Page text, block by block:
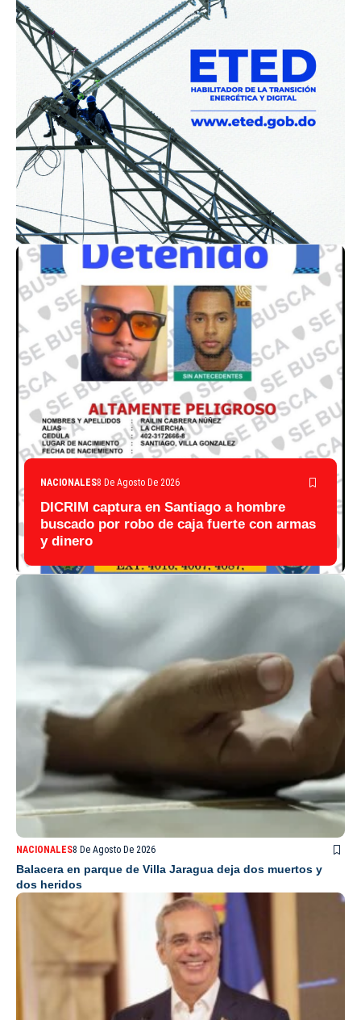
NACIONALES8 De Agosto De 2026
DICRIM captura en Santiago a hombre
buscado por robo de caja fuerte con armas
y dinero
NACIONALES8 De Agosto De 2026
Balacera en parque de Villa Jaragua deja dos muertos y
dos heridos